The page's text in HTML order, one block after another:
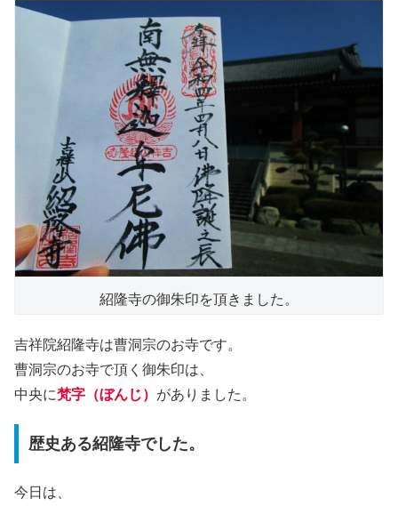
紹隆寺の御朱印を頂きました。
吉祥院紹隆寺は曹洞宗のお寺です。
曹洞宗のお寺で頂く御朱印は、
中央に梵字（ぼんじ） がありました。
歴史ある紹隆寺でした。
今日は、